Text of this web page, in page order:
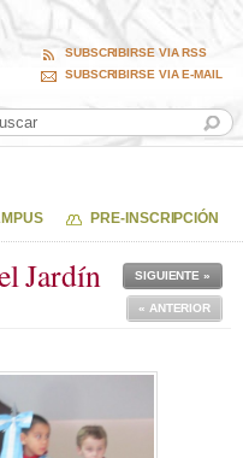
SUBSCRIBIRSE VIA RSS
SUBSCRIBIRSE VIA E-MAIL
PRE-INSCRIPCIÓN
Jardín SIGUIENTE »
« ANTERIOR